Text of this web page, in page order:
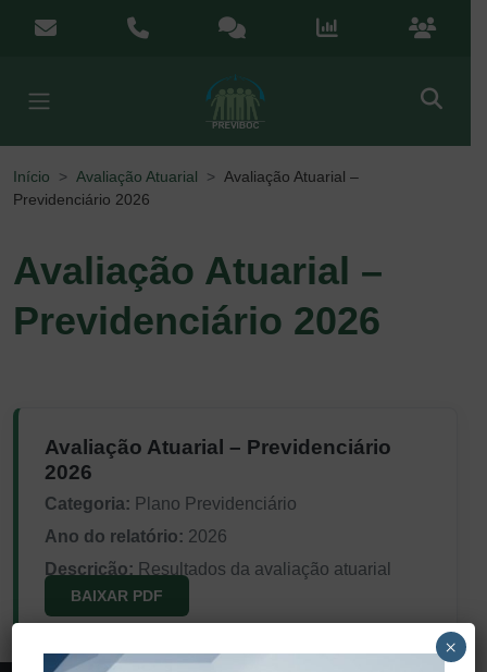
Menu de Acesso Rápido
contato@previboc.mg.gov.br
(38) 3251-5601Ouvidoria Portal da Portal do
Início Avaliação Atuarial
Avaliação Atuarial –
Previdenciário 2026
Avaliação Atuarial –
Previdenciário 2026
Avaliação Atuarial – Previdenciário
2026
Categoria: Plano Previdenciário
Ano do relatório: 2026
Descrição: Resultados da avaliação atuarial
BAIXAR PDF
×